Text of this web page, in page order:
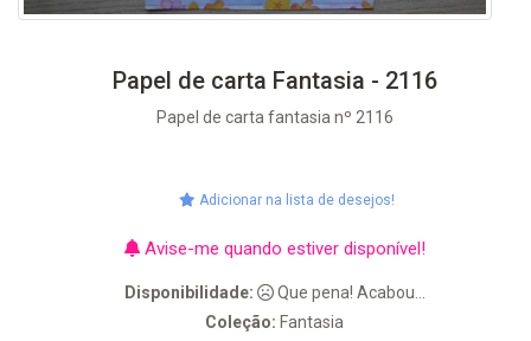
Papel de carta Fantasia - 2116
Papel de carta fantasia nº 2116
Adicionar na lista de desejos!
Avise-me quando estiver disponível!
Disponibilidade:
Que pena! Acabou...
Coleção: Fantasia